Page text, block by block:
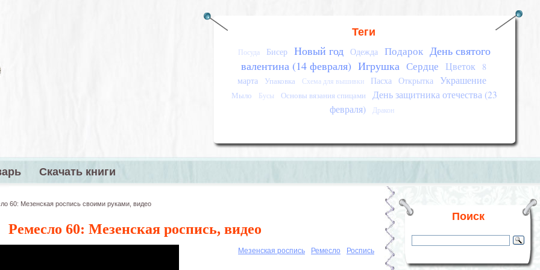
Теги
Посуда Бисер Новый год Одежда Подарок День святого
валентина (14 февраля) Игрушка Сердце Цветок
8
марта
Упаковка Схема для вышивки Пасха Открытка Украшение
Мыло Бусы Основы вязания спицами
День защитника отечества (23
февраля)
Дракон
Скачать книги
60: Мезенская роспись своими руками, видео
Ремесло 60: Мезенская роспись, видео
Роспись
Мезенская роспись Ремесло
Поиск